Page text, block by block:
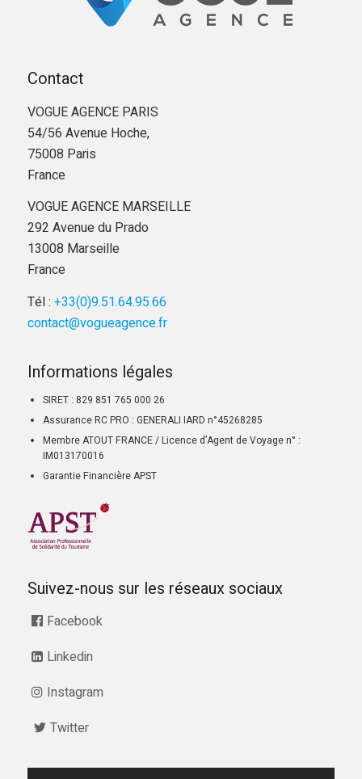
Contact
VOGUE AGENCE PARIS
54/56 Avenue Hoche,
75008 Paris
France
VOGUE AGENCE MARSEILLE
292 Avenue du Prado
13008 Marseille
France
Tél : +33(0)9.51.64.95.66
contact@vogueagence.fr
Informations légales
SIRET : 829 851 765 000 26
Assurance RC PRO : GENERALI IARD n°45268285
Membre ATOUT FRANCE / Licence d’Agent de Voyage n° :
IM013170016
Garantie Financière APST
Suivez-nous sur les réseaux sociaux
Facebook
Linkedin
Instagram
Twitter